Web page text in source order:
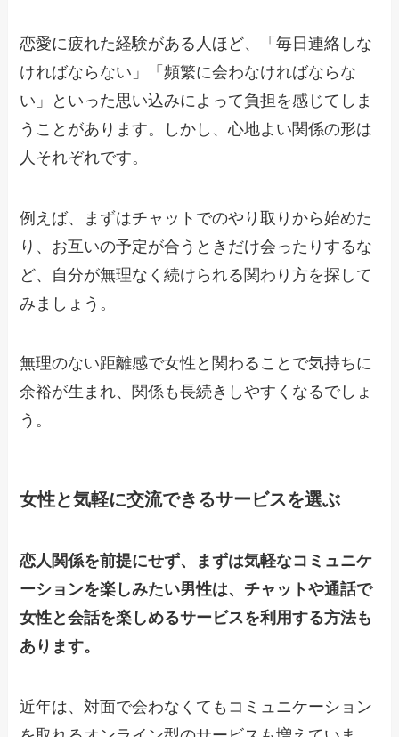
恋愛に疲れた経験がある人ほど、「毎日連絡しな
ければならない」「頻繁に会わなければならな
い」といった思い込みによって負担を感じてしま
うことがあります。しかし、心地よい関係の形は
人それぞれです。
例えば、まずはチャットでのやり取りから始めた
り、お互いの予定が合うときだけ会ったりするな
ど、自分が無理なく続けられる関わり方を探して
みましょう。
無理のない距離感で女性と関わることで気持ちに
余裕が生まれ、関係も長続きしやすくなるでしょ
う。
女性と気軽に交流できるサービスを選ぶ
恋人関係を前提にせず、まずは気軽なコミュニケ
ーションを楽しみたい男性は、チャットや通話で
女性と会話を楽しめるサービスを利用する方法も
あります。
近年は、対面で会わなくてもコミュニケーション